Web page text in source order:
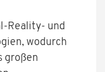
Reality- und
wodurch
großen